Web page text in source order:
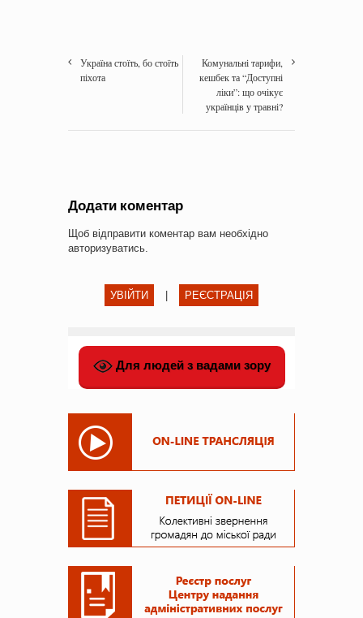
Україна стоїть, бо стоїть
піхота
Комунальні тарифи,
кешбек та “Доступні
ліки”: що очікує
українців у травні?
Додати коментар
Щоб відправити коментар вам необхідно
авторизуватись.
УВІЙТИ РЕЄСТРАЦІЯ
Для людей з вадами зору